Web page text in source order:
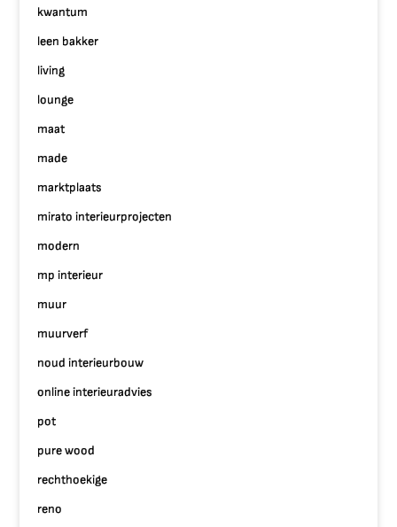
kwantum
leen bakker
living
lounge
maat
made
marktplaats
mirato interieurprojecten
modern
mp interieur
muur
muurverf
noud interieurbouw
online interieuradvies
pot
pure wood
rechthoekige
reno